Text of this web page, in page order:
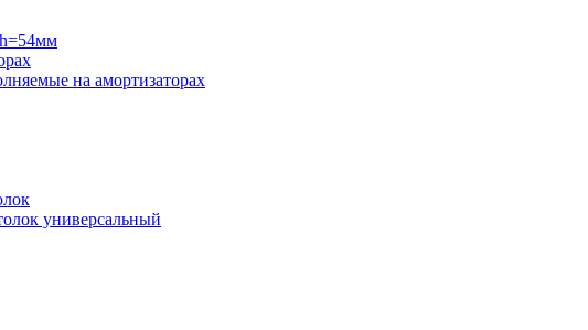
на амортизаторах
универсальный